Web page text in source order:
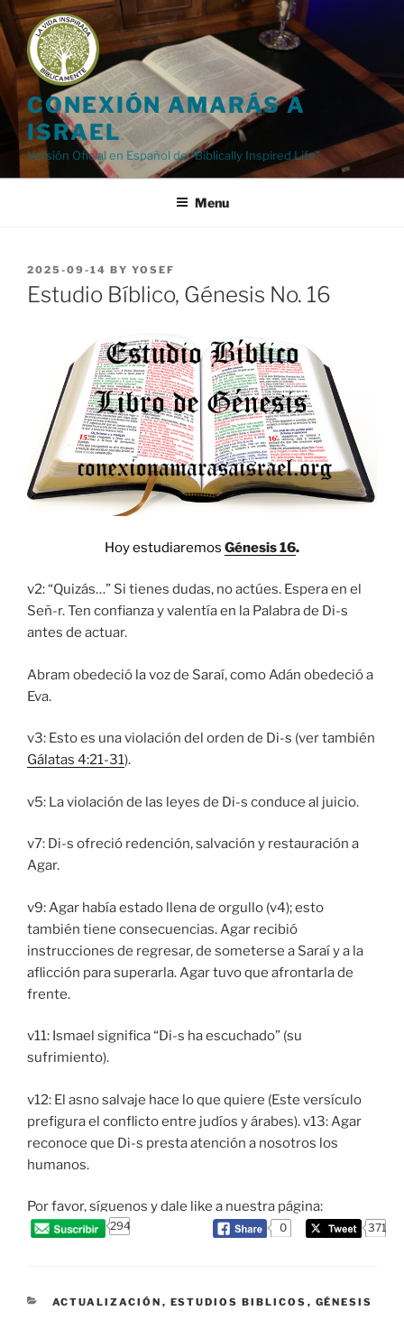
Skip
to
content
CONEXIÓN AMARÁS A
ISRAEL
Versión Oficial en Español de "Biblically Inspired Life"
Menu
POSTED
ON
2025-09-14 BY YOSEF
Estudio Bíblico, Génesis No. 16
Hoy estudiaremos Génesis 16.
v2: “Quizás…” Si tienes dudas, no actúes. Espera en el
Señ-r. Ten confianza y valentía en la Palabra de Di-s
antes de actuar.
Abram obedeció la voz de Saraí, como Adán obedeció a
Eva.
v3: Esto es una violación del orden de Di-s (ver también
Gálatas 4:21-31).
v5: La violación de las leyes de Di-s conduce al juicio.
v7: Di-s ofreció redención, salvación y restauración a
Agar.
v9: Agar había estado llena de orgullo (v4); esto
también tiene consecuencias. Agar recibió
instrucciones de regresar, de someterse a Saraí y a la
aflicción para superarla. Agar tuvo que afrontarla de
frente.
v11: Ismael significa “Di-s ha escuchado” (su
sufrimiento).
v12: El asno salvaje hace lo que quiere (Este versículo
prefigura el conflicto entre judíos y árabes). v13: Agar
reconoce que Di-s presta atención a nosotros los
humanos.
Por favor, síguenos y dale like a nuestra página:
294 0 371
CATEGORIES
ACTUALIZACIÓN , ESTUDIOS BIBLICOS , GÉNESIS